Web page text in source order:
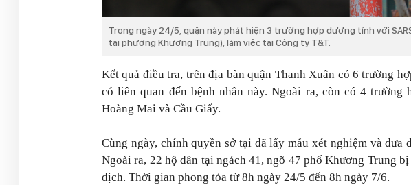
Trong ngày 24/5, quận này phát hiện 3 trường hợp dương tính với
tại phường Khương Trung), làm việc tại Công ty T&T.
Kết quả điều tra, trên địa bàn quận Thanh Xuân có 6 trường
có liên quan đến bệnh nhân này. Ngoài ra, còn có 4 trường
Hoàng Mai và Cầu Giấy.
Cùng ngày, chính quyền sở tại đã lấy mẫu xét nghiệm và đưa
Ngoài ra, 22 hộ dân tại ngách 41, ngõ 47 phố Khương Trung
dịch. Thời gian phong tỏa từ 8h ngày 24/5 đến 8h ngày 7/6.